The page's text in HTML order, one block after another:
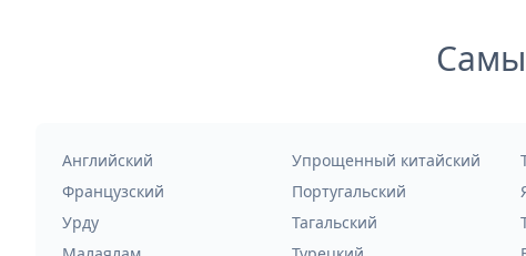
Английский Упрощенный китайский
Французский
Португальский
Урду
Тагальский